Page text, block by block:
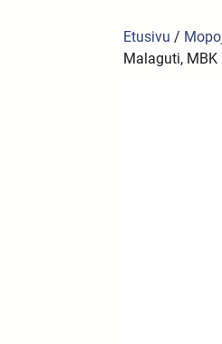
Etusivu /
Malaguti, MBK